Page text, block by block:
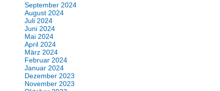
September 2024
August 2024
Juli 2024
Juni 2024
Mai 2024
April 2024
März 2024
Februar 2024
Januar 2024
Dezember 2023
November 2023